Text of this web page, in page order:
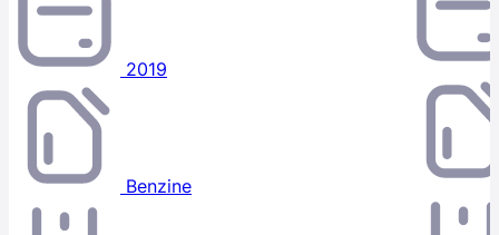
2019
Benzine